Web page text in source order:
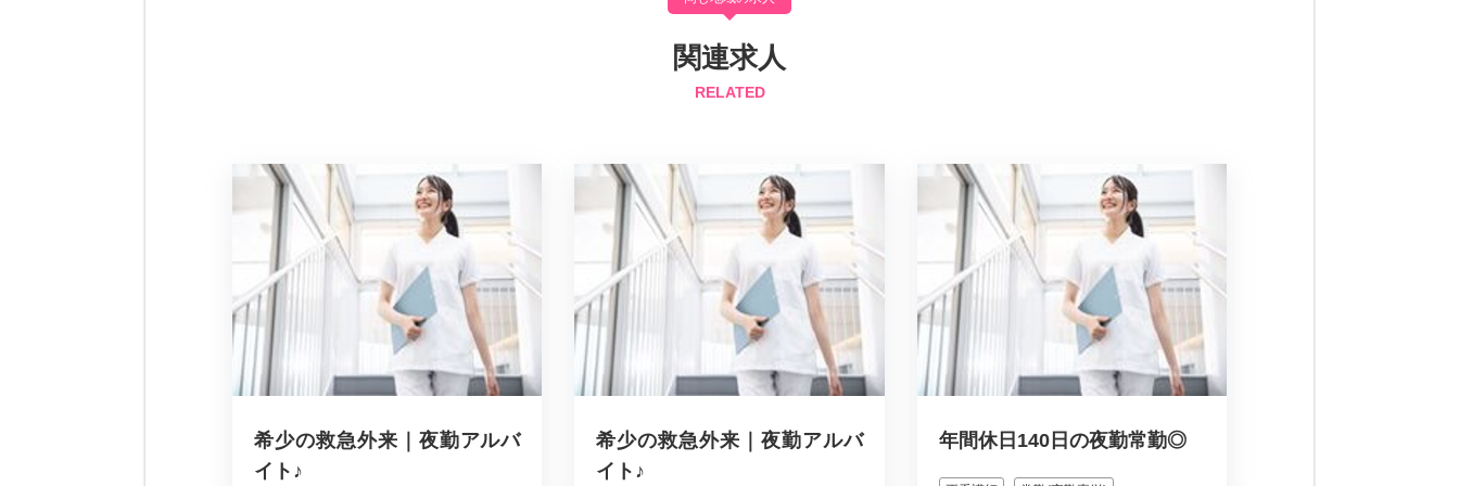
関連求人
RELATED
希少の救急外来｜夜勤アルバ
イト♪
希少の救急外来｜夜勤アルバ
イト♪
年間休日140日の夜勤常勤◎